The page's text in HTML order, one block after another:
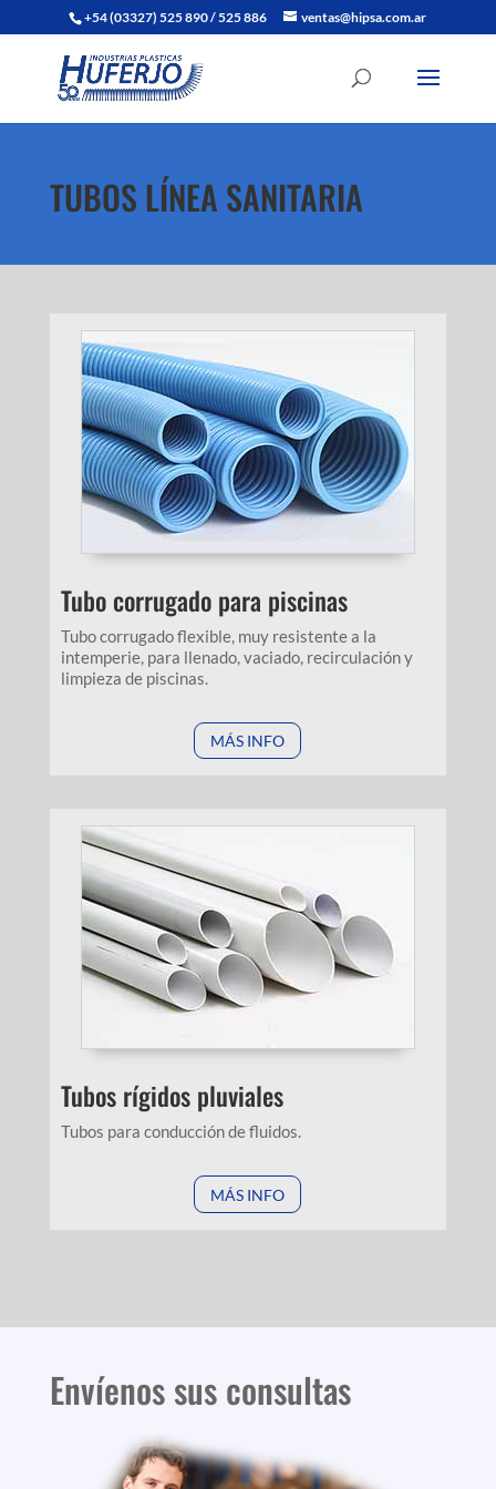
+54 (03327) 525 890 / 525 886 ventas@hipsa.com.ar
TUBOS LÍNEA SANITARIA
Tubo corrugado para piscinas
Tubo corrugado flexible, muy resistente a la
intemperie, para llenado, vaciado, recirculación y
limpieza de piscinas.
MÁS INFO
Tubos rígidos pluviales
Tubos para conducción de fluidos.
MÁS INFO
Envíenos sus consultas